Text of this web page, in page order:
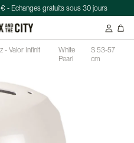
- Echanges gratuits sous 30 jours
4 1090 - 90 cm
- Back-Roller Classic
- Valor Infinit
White
Pearl
S 53-57
cm